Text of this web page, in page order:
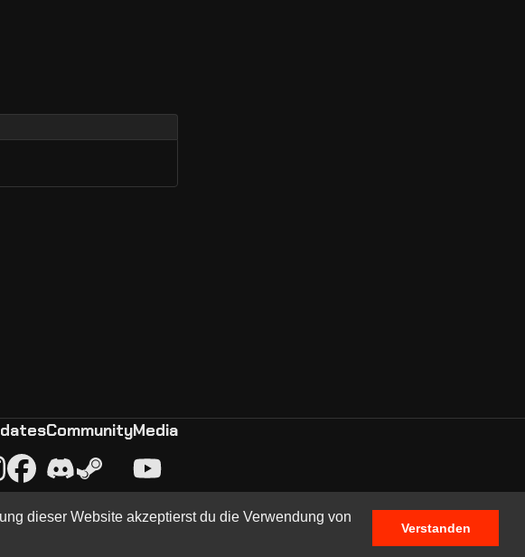
dieser Website akzeptierst du die Verwendung von
Verstanden
CommunityMedia